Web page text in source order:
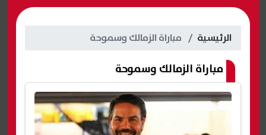
الرئيسية مباراة الزمالك وسموحة
مباراة الزمالك وسموحة